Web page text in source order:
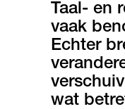
Taal- en
vaak
Echter
wat